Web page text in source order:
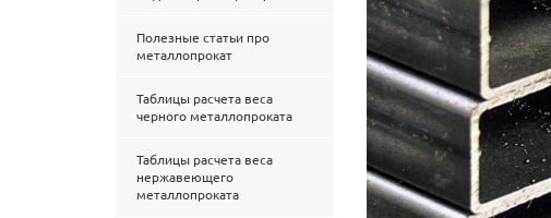
Полезные статьи про
металлопрокат
Таблицы расчета веса
черного металлопроката
Таблицы расчета веса
нержавеющего
металлопроката